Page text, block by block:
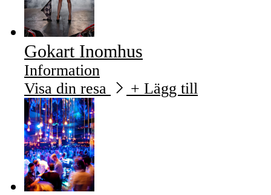
Gokart Inomhus
Information
Visa din resa
+ Lägg till